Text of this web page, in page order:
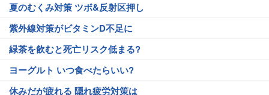
夏のむくみ対策 ツボ&反射区押し
紫外線対策がビタミンD不足に
緑茶を飲むと死亡リスク低まる?
ヨーグルト いつ食べたらいい?
休みだが疲れる 隠れ疲労対策は